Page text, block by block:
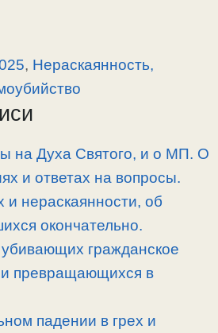
, Нераскаянность,
на Духа Святого, и о МП. О
и ответах на вопросы.
нераскаянности, об
окончательно.
гражданское
превращающихся в
падении в грех и